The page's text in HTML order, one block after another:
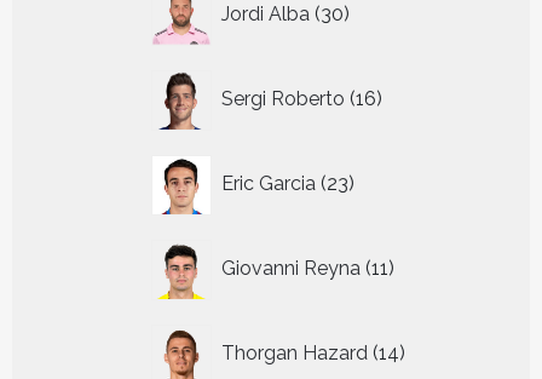
Jordi Alba 30
producten
Sergi Roberto 16
producten
Eric Garcia 23
producten
Giovanni Reyna 11
producten
Thorgan Hazard 14
producten